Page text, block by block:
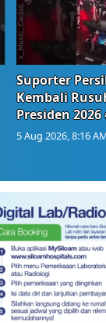
Suporter
Kembali
Presiden
5 Aug 2026, 8:16